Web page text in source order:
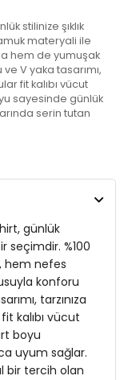
stilinize şıklık
materyali ile
hem de yumuşak
V yaka tasarımı,
fit kalıbı vücut
sayesinde günlük
serin tutan
rengini ve
vermeyin!
günlük
seçimdir. %100
hem nefes
konforu
tarzınıza
kalıbı vücut
boyu
uyum sağlar.
bir tercih olan